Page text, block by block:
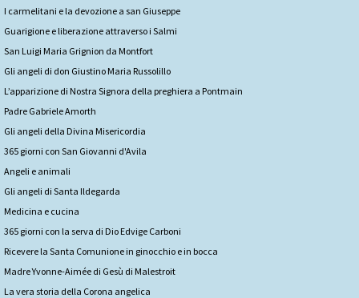
I carmelitani e la devozione a san Giuseppe
Guarigione e liberazione attraverso i Salmi
San Luigi Maria Grignion da Montfort
Gli angeli di don Giustino Maria Russolillo
L’apparizione di Nostra Signora della preghiera a Pontmain
Padre Gabriele Amorth
Gli angeli della Divina Misericordia
365 giorni con San Giovanni d'Avila
Angeli e animali
Gli angeli di Santa Ildegarda
Medicina e cucina
365 giorni con la serva di Dio Edvige Carboni
Ricevere la Santa Comunione in ginocchio e in bocca
Madre Yvonne-Aimée di Gesù di Malestroit
La vera storia della Corona angelica